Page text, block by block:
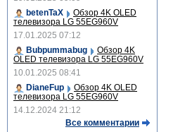
betenTaX
Обзор 4K OLED
телевизора LG 55EG960V
17.01.2025 07:12
Bubpummabug
Обзор 4K
OLED телевизора LG 55EG960V
10.01.2025 08:41
DianeFup
Обзор 4K OLED
телевизора LG 55EG960V
14.12.2024 21:12
Все комментарии